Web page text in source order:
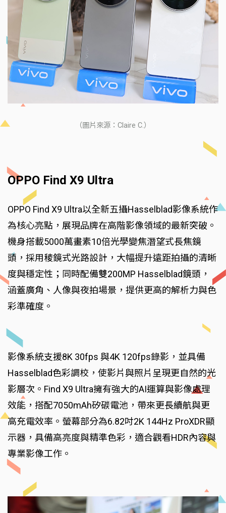
（圖片來源：Claire C.）
OPPO Find X9 Ultra
OPPO Find X9 Ultra以全新五攝Hasselblad影像系統作
為核心亮點，展現品牌在高階影像領域的最新突破。
機身搭載5000萬畫素10倍光學變焦潛望式長焦鏡
頭，採用稜鏡式光路設計，大幅提升遠距拍攝的清晰
度與穩定性；同時配備雙200MP Hasselblad鏡頭，
涵蓋廣角、人像與夜拍場景，提供更高的解析力與色
彩準確度。
影像系統支援8K 30fps 與4K 120fps錄影，並具備
Hasselblad色彩調校，使影片與照片呈現更自然的光
影層次。Find X9 Ultra擁有強大的AI運算與影像處理
效能，搭配7050mAh矽碳電池，帶來更長續航與更
高充電效率。螢幕部分為6.82吋2K 144Hz ProXDR顯
示器，具備高亮度與精準色彩，適合觀看HDR內容與
專業影像工作。